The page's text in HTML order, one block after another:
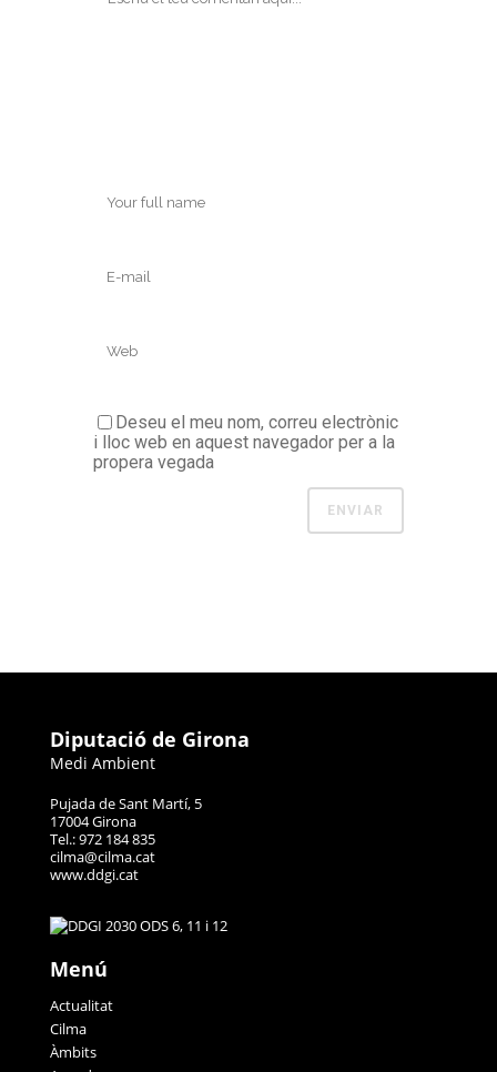
Deseu el meu nom, correu electrònic
i lloc web en aquest navegador per a la
propera vegada
Diputació de Girona
Medi Ambient
Pujada de Sant Martí, 5
17004 Girona
Tel.: 972 184 835
cilma@cilma.cat
www.ddgi.cat
Menú
Actualitat
Cilma
Àmbits